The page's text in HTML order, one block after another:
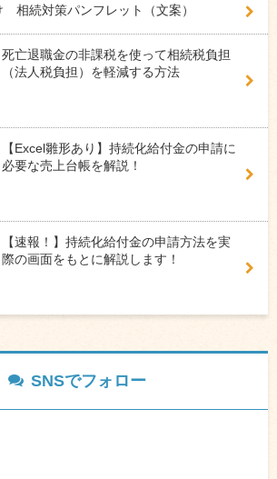
相続対策パンフレット（文案）
死亡退職金の非課税を使って相続税負担
（法人税負担）を軽減する方法
【Excel雛形あり】持続化給付金の申請に
必要な売上台帳を解説！
【速報！】持続化給付金の申請方法を実
際の画面をもとに解説します！
SNSでフォロー